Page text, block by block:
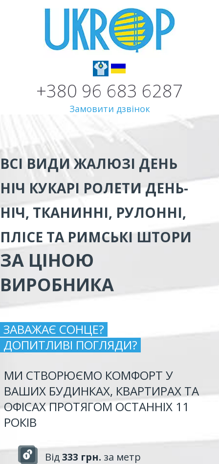
+380 96 683 6287
Замовити дзвінок
ВСІ ВИДИЖАЛЮЗІ ДЕНЬ
НІЧ КУКАРІ РОЛЕТИ ДЕНЬ-
НІЧ, ТКАНИННІ, РУЛОННІ,
ПЛІСЕ ТА РИМСЬКІ ШТОРИ
ЗА ЦІНОЮ
ВИРОБНИКА
ЗАВАЖАЄ СОНЦЕ?
ДОПИТЛИВІ ПОГЛЯДИ?
МИ СТВОРЮЄМО КОМФОРТ У
ВАШИХ БУДИНКАХ, КВАРТИРАХ ТА
ОФІСАХ ПРОТЯГОМ ОСТАННІХ 11
РОКІВ
Від333 грн. за метр